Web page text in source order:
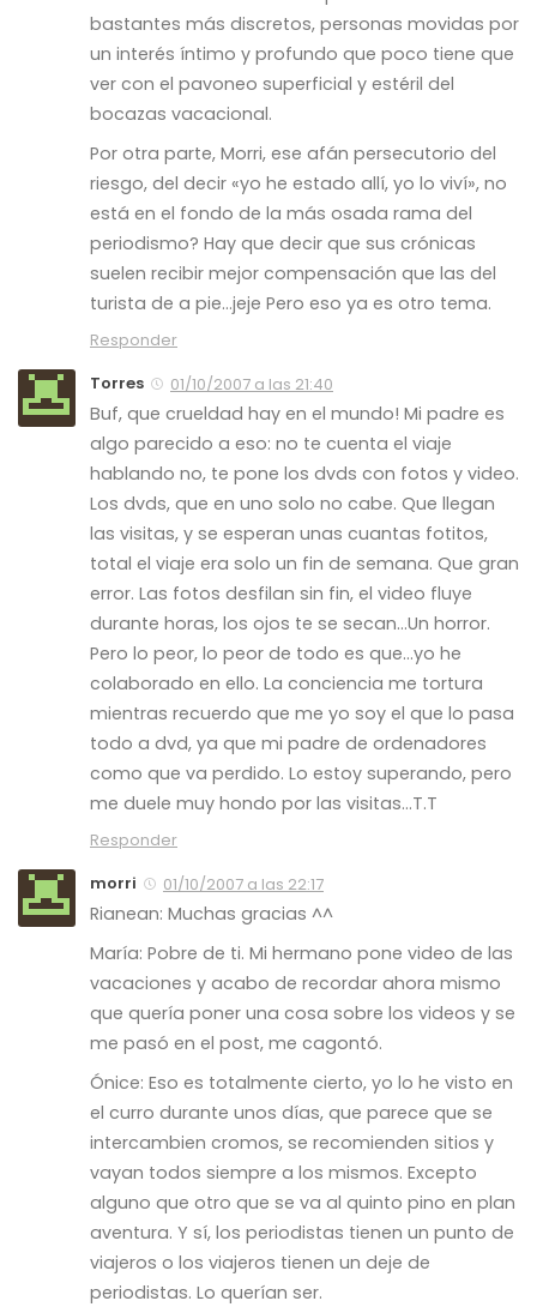
bastantes más discretos, personas movidas por
un interés íntimo y profundo que poco tiene que
ver con el pavoneo superficial y estéril del
bocazas vacacional.
Por otra parte, Morri, ese afán persecutorio del
riesgo, del decir «yo he estado allí, yo lo viví», no
está en el fondo de la más osada rama del
periodismo? Hay que decir que sus crónicas
suelen recibir mejor compensación que las del
turista de a pie…jeje Pero eso ya es otro tema.
Responder
Torres
01/10/2007 a las 21:40
Buf, que crueldad hay en el mundo! Mi padre es
algo parecido a eso: no te cuenta el viaje
hablando no, te pone los dvds con fotos y video.
Los dvds, que en uno solo no cabe. Que llegan
las visitas, y se esperan unas cuantas fotitos,
total el viaje era solo un fin de semana. Que gran
error. Las fotos desfilan sin fin, el video fluye
durante horas, los ojos te se secan…Un horror.
Pero lo peor, lo peor de todo es que…yo he
colaborado en ello. La conciencia me tortura
mientras recuerdo que me yo soy el que lo pasa
todo a dvd, ya que mi padre de ordenadores
como que va perdido. Lo estoy superando, pero
me duele muy hondo por las visitas…T.T
Responder
morri
01/10/2007 a las 22:17
Rianean: Muchas gracias ^^
María: Pobre de ti. Mi hermano pone video de las
vacaciones y acabo de recordar ahora mismo
que quería poner una cosa sobre los videos y se
me pasó en el post, me cagontó.
Ónice: Eso es totalmente cierto, yo lo he visto en
el curro durante unos días, que parece que se
intercambien cromos, se recomienden sitios y
vayan todos siempre a los mismos. Excepto
alguno que otro que se va al quinto pino en plan
aventura. Y sí, los periodistas tienen un punto de
viajeros o los viajeros tienen un deje de
periodistas. Lo querían ser.